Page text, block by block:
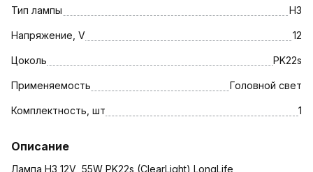
Тип лампы H3
Напряжение, V 12
Цоколь PK22s
Применяемость Головной свет
Комплектность, шт 1
Описание
Лампа H3 12V 55W PK22s (ClearLight) LongLife